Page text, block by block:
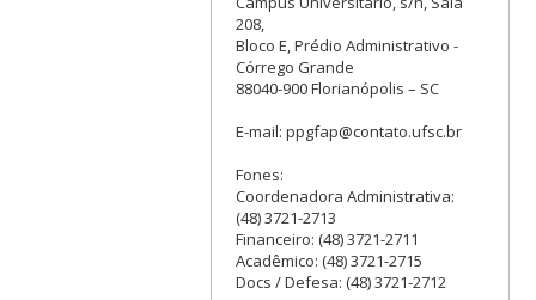
208,
Bloco E, Prédio Administrativo -
Córrego Grande
88040-900 Florianópolis – SC
E-mail: ppgfap@contato.ufsc.br
Fones:
Coordenadora Administrativa:
(48) 3721-2713
Financeiro: (48) 3721-2711
Acadêmico: (48) 3721-2715
Docs / Defesa: (48) 3721-2712